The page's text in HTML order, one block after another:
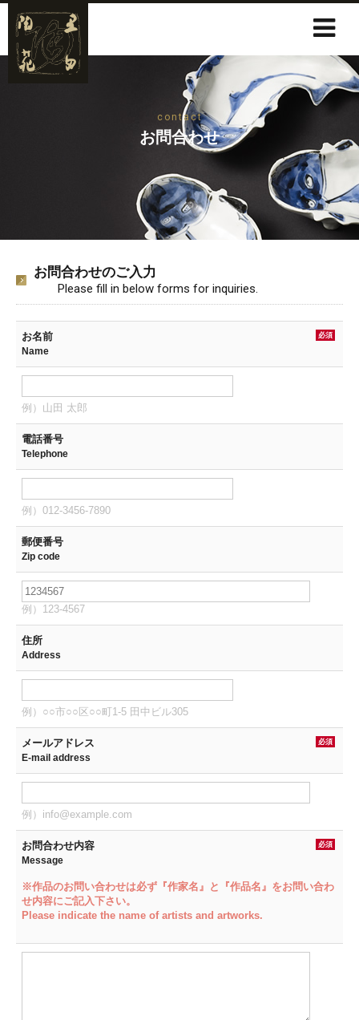
contact
お問合わせ
お問合わせのご入力
Please fill in below forms for inquiries.
お名前 必須
Name
例）山田 太郎
電話番号
Telephone
例）012-3456-7890
郵便番号
Zip code
例）123-4567
住所
Address
例）○○市○○区○○町1-5 田中ビル305
メールアドレス 必須
E-mail address
例）info@example.com
お問合わせ内容 必須
Message
※作品のお問い合わせは必ず『作家名』と『作品名』をお問い合わ
せ内容にご記入下さい。
Please indicate the name of artists and artworks.